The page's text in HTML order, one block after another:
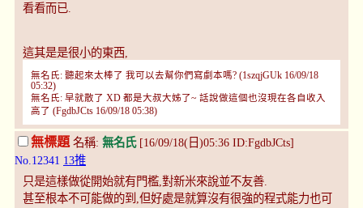
看看而已.
這其是是很小的東西,
無名氏: 聽起來太棒了 我可以去幫你們寫劇本嗎? (1szqjGUk 16/09/18
05:32)
無名氏: 早就散了 XD 都是大叔大姊了~ 話說做這個也沒現在各自收入
高了 (FgdbJCts 16/09/18 05:38)
無標題 名稱: 無名氏[16/09/18(日)05:36 ID:FgdbJCts]
No.12341 13推
只是這樣做從開始就有門檻,對新米來說並不友善.
甚至根本不可能做的到,但好處是就算沒有很強的程式能力也可